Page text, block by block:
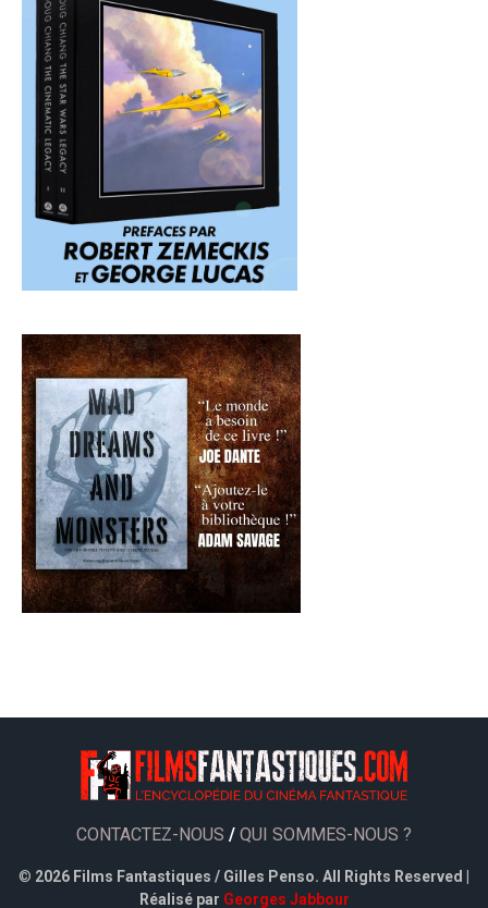
CONTACTEZ-NOUS / QUI SOMMES-NOUS ?
© 2026 Films Fantastiques / Gilles Penso. All Rights Reserved |
Réalisé par Georges Jabbour